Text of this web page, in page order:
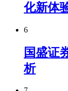
化新体
6
国盛证
析